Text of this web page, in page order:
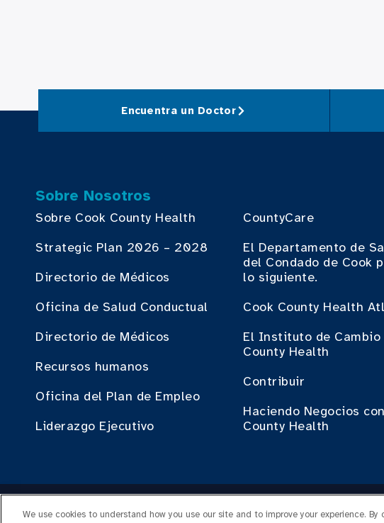
Encuentra un Doctor
Sobre Nosotros
Sobre Cook County Health
Strategic Plan 2026 – 2028
Directorio de Médicos
Oficina de Salud Conductual
Directorio de Médicos
Recursos humanos
Oficina del Plan de Empleo
Liderazgo Ejecutivo
CountyCare
El Departamento de
del Condado de Cook
lo siguiente.
Cook County Health
El Instituto de Cambio
County Health
Contribuir
Haciendo Negocios
County Health
We use cookies to understand how you use our site and to improve your experience. By